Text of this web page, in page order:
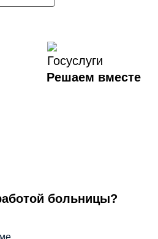
Решаем вместе
больницы?